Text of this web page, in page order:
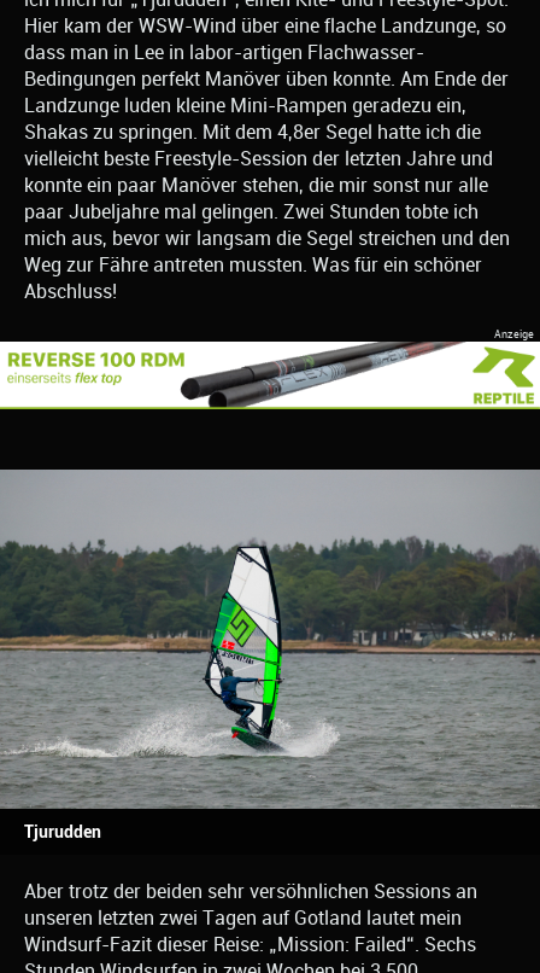
Hier kam der WSW-Wind über eine flache Landzunge, so
dass man in Lee in labor-artigen Flachwasser-
Bedingungen perfekt Manöver üben konnte. Am Ende der
Landzunge luden kleine Mini-Rampen geradezu ein,
Shakas zu springen. Mit dem 4,8er Segel hatte ich die
vielleicht beste Freestyle-Session der letzten Jahre und
konnte ein paar Manöver stehen, die mir sonst nur alle
paar Jubeljahre mal gelingen. Zwei Stunden tobte ich
mich aus, bevor wir langsam die Segel streichen und den
Weg zur Fähre antreten mussten. Was für ein schöner
Abschluss!
Tjurudden
Aber trotz der beiden sehr versöhnlichen Sessions an
unseren letzten zwei Tagen auf Gotland lautet mein
Windsurf-Fazit dieser Reise: „Mission: Failed“. Sechs